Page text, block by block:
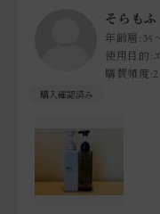
そらもふ
年齢層: 35
使用目的:
購買頻度: